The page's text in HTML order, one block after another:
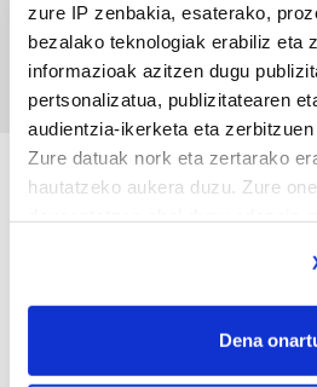
zure IP zenbakia, esaterako,
bezalako teknologiak erabiliz eta
informazioak azitzen dugu
pertsonalizatua, publizitatearen
audientzia-ikerketa eta
Zure datuak nork eta zertarako
hautatzeko aukera duzu. Zure
If you allow, we would also like to:
Collect information about
Dena
Tourreko goierritarrak
KIROLA